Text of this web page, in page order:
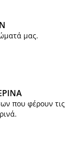
μας.
που φέρουν τις